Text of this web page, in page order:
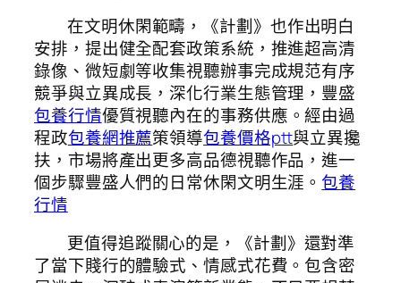
在文明休閑範疇，《計劃》也作出明白
安排，提出健全配套政策系統，推進超高清
錄像、微短劇等收集視聽辦事完成規范有序
競爭與立異成長，深化行業生態管理，豐盛
包養行情優質視聽內在的事務供應。經由過
程政包養網推薦策領導包養價格ptt與立異攙
扶，市場將產出更多高品德視聽作品，進一
個步驟豐盛人們的日常休閑文明生涯。包養
行情
更值得追蹤關心的是，《計劃》還對準
了當下賤行的體驗式、情感式花費。包含密